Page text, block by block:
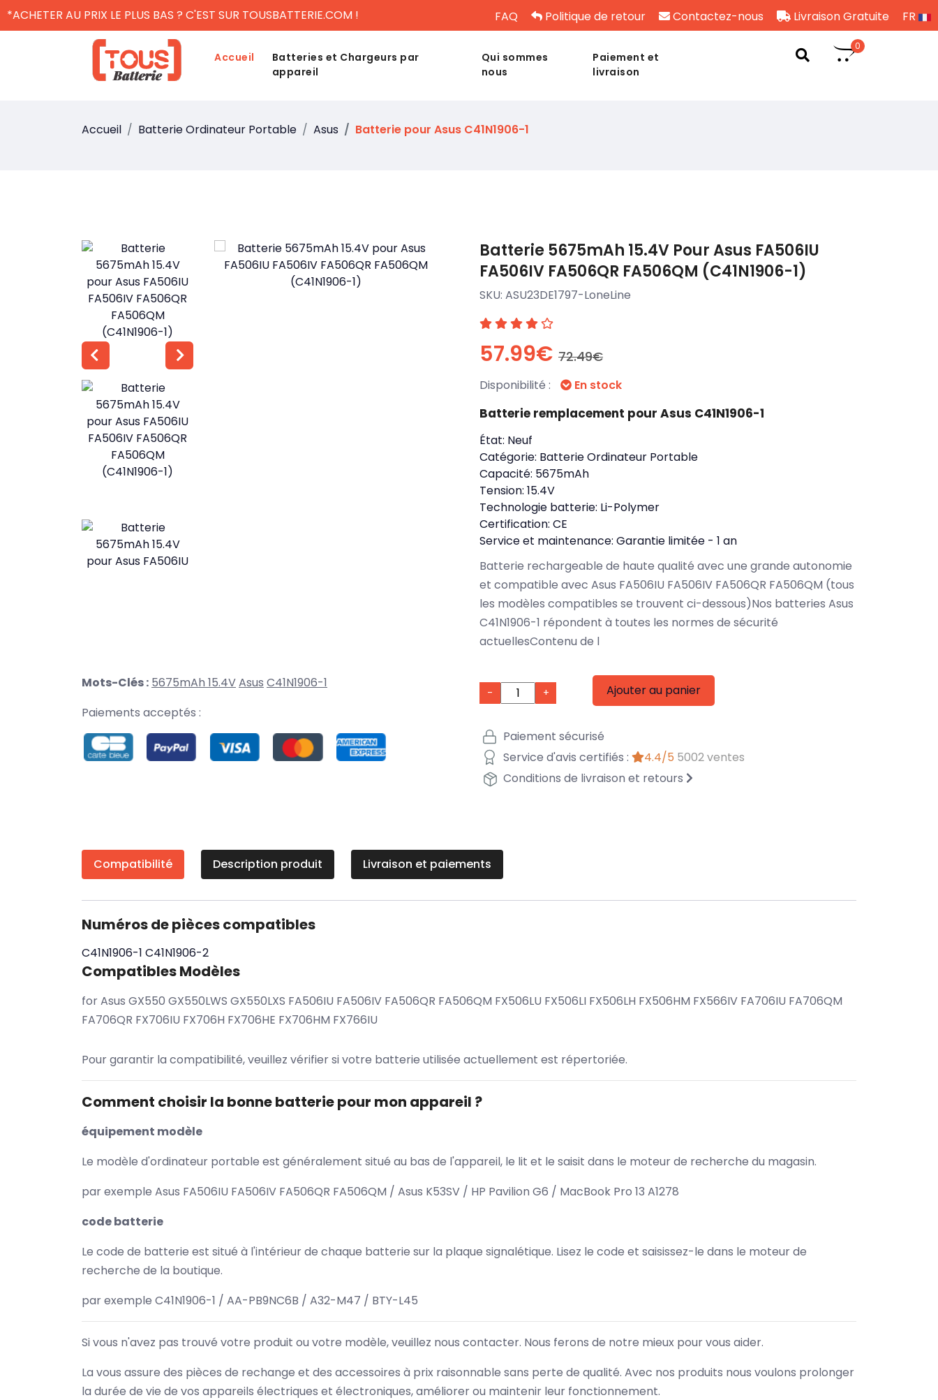
*ACHETER AU PRIX LE PLUS BAS ? C'EST SUR TOUSBATTERIE.COM ! FAQ Politique de retour Contactez-nous Livraison Gratuite FR
Accueil
Batteries et Chargeurs par
appareil
Qui sommes
nous
Paiement et
livraison
0
Accueil Batterie Ordinateur Portable Asus Batterie pour Asus C41N1906-1
Mots-Clés : 5675mAh 15.4VAsus C41N1906-1
Paiements acceptés :
Batterie 5675mAh 15.4V Pour Asus FA506IU
FA506IV FA506QR FA506QM (C41N1906-1)
SKU: ASU23DE1797-LoneLine
57.99€ 72.49€
Disponibilité : En stock
Batterie remplacement pour Asus C41N1906-1
État: Neuf
Catégorie: Batterie Ordinateur Portable
Capacité: 5675mAh
Tension: 15.4V
Technologie batterie: Li-Polymer
Certification: CE
Service et maintenance: Garantie limitée - 1 an
Batterie rechargeable de haute qualité avec une grande autonomie
et compatible avec Asus FA506IU FA506IV FA506QR FA506QM (tous
les modèles compatibles se trouvent ci-dessous)Nos batteries Asus
C41N1906-1 répondent à toutes les normes de sécurité
actuellesContenu de l
- + Ajouter au panier
Paiement sécurisé
Service d'avis certifiés :
4.4/5 5002 ventes
Conditions de livraison et retours
Compatibilité Description produit Livraison et paiements
Numéros de pièces compatibles
C41N1906-1 C41N1906-2
Compatibles Modèles
for Asus GX550 GX550LWS GX550LXS FA506IU FA506IV FA506QR FA506QM FX506LU FX506LI FX506LH FX506HM FX566IV FA706IU FA706QM
FA706QR FX706IU FX706H FX706HE FX706HM FX766IU
Pour garantir la compatibilité, veuillez vérifier si votre batterie utilisée actuellement est répertoriée.
Comment choisir la bonne batterie pour mon appareil ?
équipement modèle
Le modèle d'ordinateur portable est généralement situé au bas de l'appareil, le lit et le saisit dans le moteur de recherche du magasin.
par exemple Asus FA506IU FA506IV FA506QR FA506QM / Asus K53SV / HP Pavilion G6 / MacBook Pro 13 A1278
code batterie
Le code de batterie est situé à l'intérieur de chaque batterie sur la plaque signalétique. Lisez le code et saisissez-le dans le moteur de
recherche de la boutique.
par exemple C41N1906-1 / AA-PB9NC6B / A32-M47 / BTY-L45
Si vous n'avez pas trouvé votre produit ou votre modèle, veuillez nous contacter. Nous ferons de notre mieux pour vous aider.
La vous assure des pièces de rechange et des accessoires à prix raisonnable sans perte de qualité. Avec nos produits nous voulons prolonger
la durée de vie de vos appareils électriques et électroniques, améliorer ou maintenir leur fonctionnement.